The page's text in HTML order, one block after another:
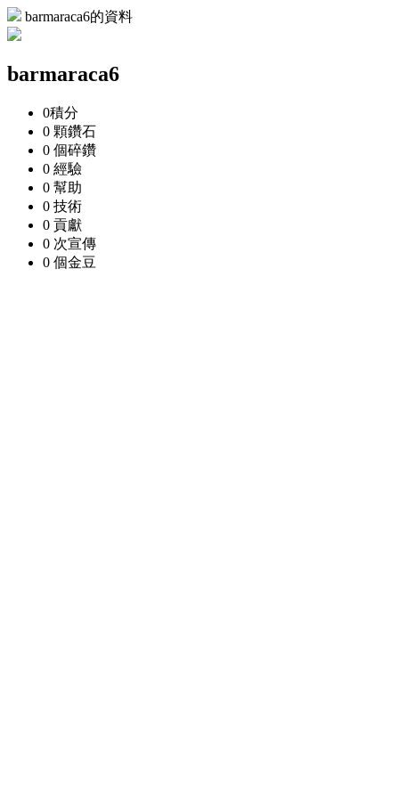
barmaraca6的資料
barmaraca6
0積分
0 顆鑽石
0 個碎鑽
0 經驗
0 幫助
0 技術
0 貢獻
0 次宣傳
0 個金豆